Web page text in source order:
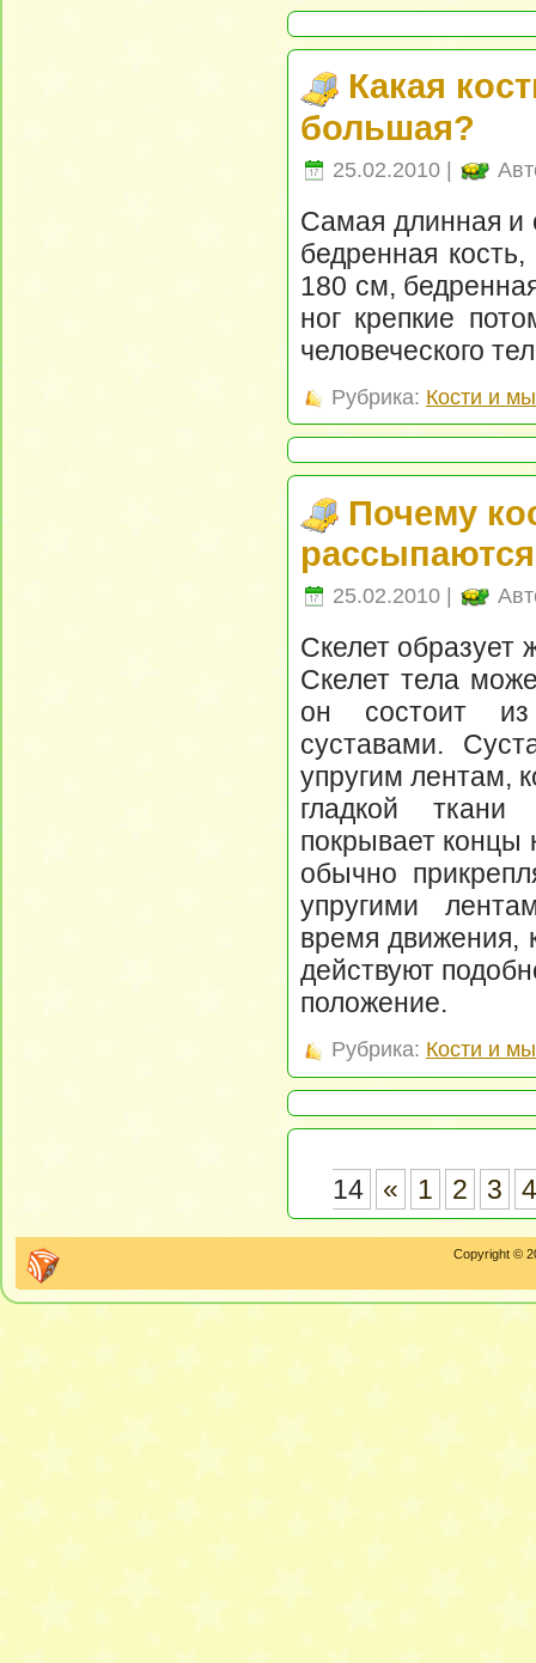
Какая
большая?
25.02.2010 |
Самая длинная и
бедренная
180 см,
ног крепкие
человеческого
Рубрика: Кости и
Почему
25.02.2010 |
Скелет образует
Скелет тела
он состоит из
суставами.
упругим лентам,
гладкой
покрывает
обычно
упругими
время движения,
действуют
положение.
Рубрика: Кости и
14 « 1 2 3 4
Copyright ©